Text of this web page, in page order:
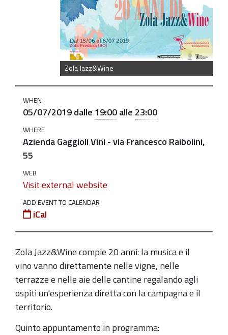
Zola Jazz&Wine
Santimone-
Concerto
nell'aia
nell'Azienda
Gaggioli
Vini
2019-
07-
05T19:00:00+02:00
2019-
07-
05T23:00:00+02:00
Nell'ambito
di
Zola
Jazz&Wine
2019
WHEN
05/07/2019dalle 19:00alle 23:00
WHERE
Azienda Gaggioli Vini - via Francesco Raibolini,
55
WEB
Visit external website
ADD EVENT TO CALENDAR
iCal
Zola Jazz&Wine compie 20 anni: la musica e il
vino vanno direttamente nelle vigne, nelle
terrazze e nelle aie delle cantine regalando agli
ospiti un'esperienza diretta con la campagna e il
territorio.
Quinto appuntamento in programma: